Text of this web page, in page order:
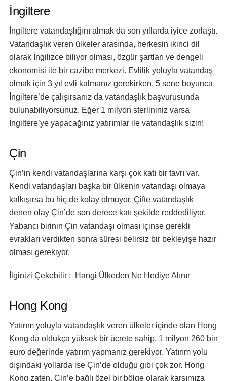
İngiltere
İngiltere vatandaşlığını almak da son yıllarda iyice zorlaştı.
Vatandaşlık veren ülkeler arasında, herkesin ikinci dil
olarak İngilizce biliyor olması, özgür şartları ve dengeli
ekonomisi ile bir cazibe merkezi. Evlilik yoluyla vatandaş
olmak için 3 yıl evli kalmanız gerekirken, 5 sene boyunca
İngiltere’de çalışırsanız da vatandaşlık başvurusunda
bulunabiliyorsunuz. Eğer 1 milyon sterlininiz varsa
İngiltere’ye yapacağınız yatırımlar ile vatandaşlık sizin!
Çin
Çin’in kendi vatandaşlarına karşı çok katı bir tavrı var.
Kendi vatandaşları başka bir ülkenin vatandaşı olmaya
kalkışırsa bu hiç de kolay olmuyor. Çifte vatandaşlık
denen olay Çin’de son derece katı şekilde reddediliyor.
Yabancı birinin Çin vatandaşı olması içinse gerekli
evrakları verdikten sonra süresi belirsiz bir bekleyişe hazır
olması gerekiyor.
İlginizi Çekebilir : Hangi Ülkeden Ne Hediye Alınır
Hong Kong
Yatırım yoluyla vatandaşlık veren ülkeler içinde olan Hong
Kong da oldukça yüksek bir ücrete sahip. 1 milyon 260 bin
euro değerinde yatırım yapmanız gerekiyor. Yatırım yolu
dışındaki yollarda ise Çin’de olduğu gibi çok zor. Hong
Kong zaten, Çin’e bağlı özel bir bölge olarak karşımıza